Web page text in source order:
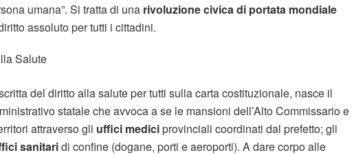
umana”. Si tratta di una rivoluzione civica di portata mondiale
assoluto per tutti i cittadini.
Salute
del diritto alla salute per tutti sulla carta costituzionale, nasce il
statale che avvoca a se le mansioni dell’Alto Commissario e
attraverso gli uffici mediciprovinciali coordinati dal prefetto; gli
sanitaridi confine (dogane, porti e aeroporti). A dare corpo alle